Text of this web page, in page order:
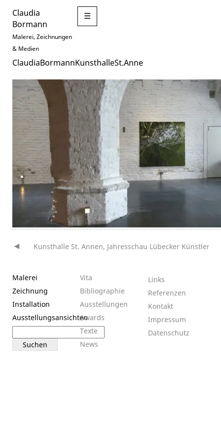
Claudia
Bormann
Malerei, Zeichnungen
& Medien
☰
ClaudiaBormannKunsthalleSt.Anne
Beitragsnavigation
Kunsthalle St. Annen, Jahresschau Lübecker Künstler
Malerei
Zeichnung
Installation
Ausstellungsansichten
nach:
Vita
Bibliographie
Ausstellungen
Awards
Texte
News
Links
Referenzen
Kontakt
Impressum
Datenschutz